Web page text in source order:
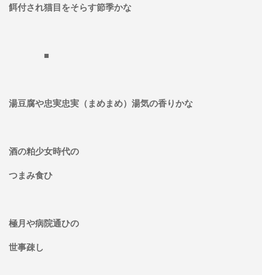
餌付され猫目をそらす節季かな
■
湯豆腐や忠実忠実（まめまめ）湯気の香りかな
酒の粕少女時代の
つまみ食ひ
極月や病院通ひの
世事疎し